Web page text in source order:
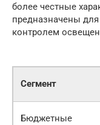
более честные
предназначены
контролем
Сегмент
Бюджетные